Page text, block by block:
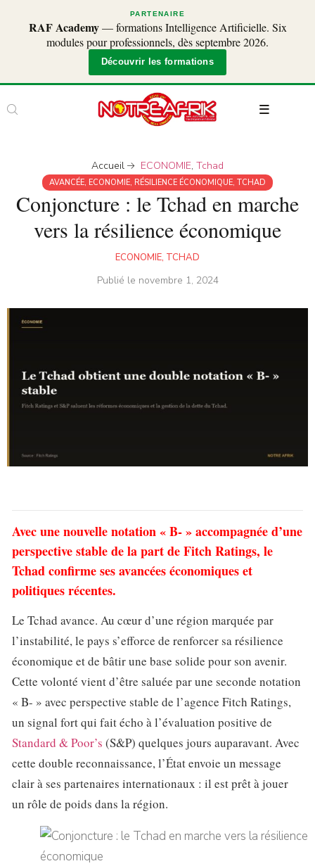
PARTENAIRE
RAF Academy— formations Intelligence Artificielle. Six
modules pour professionnels, dès septembre 2026.
Découvrir les formations
Accueil ECONOMIE, Tchad
AVANCÉE, ECONOMIE, RÉSILIENCE ÉCONOMIQUE, TCHAD
Conjoncture : le Tchad en marche
vers la résilience économique
ECONOMIE, TCHAD
Publié le novembre 1, 2024
Avec une nouvelle notation « B- » accompagnée d’une
perspective stable de la part de Fitch Ratings, le
Tchad confirme ses avancées économiques et
politiques récentes.
Le Tchad avance. Au cœur d’une région marquée par
l’instabilité, le pays s’efforce de renforcer sa résilience
économique et de bâtir une base solide pour son avenir.
Cette volonté vient d’être saluée par une seconde notation
« B- » avec perspective stable de l’agence Fitch Ratings,
un signal fort qui fait écho à l’évaluation positive de
Standard & Poor’s (S&P) quelques jours auparavant. Avec
cette double reconnaissance, l’État envoie un message
clair à ses partenaires internationaux : il est prêt à jouer
un rôle de poids dans la région.